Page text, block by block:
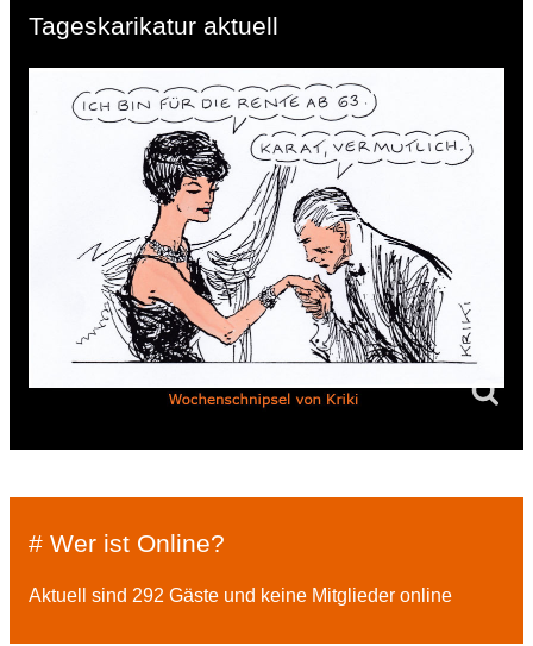
Tageskarikatur aktuell
# Wer ist Online?
Aktuell sind 292 Gäste und keine Mitglieder online